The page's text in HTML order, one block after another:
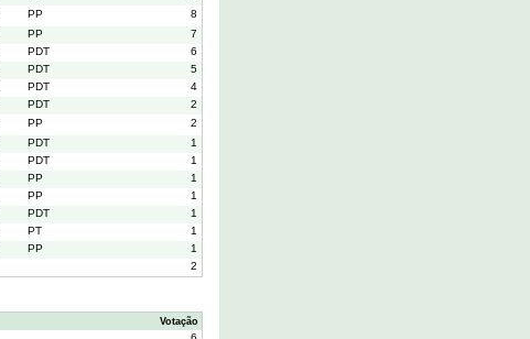
PP
8
PP
7
PDT
6
PDT
5
PDT
4
PDT
2
PP
2
PDT
1
PDT
1
PP
1
PP
1
PDT
1
PT
1
PP
1
2
Votação